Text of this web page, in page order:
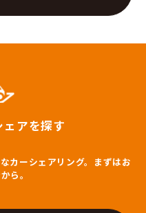
アを探す
カーシェアリング。まずはお
ら。